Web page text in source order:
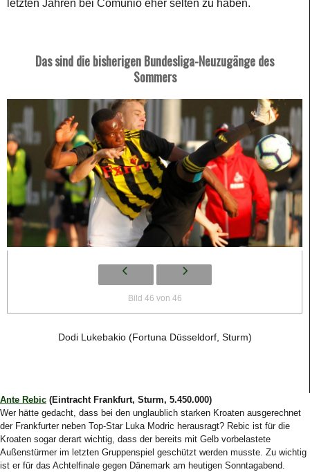
letzten Jahren bei Comunio eher selten zu haben.
Das sind die bisherigen Bundesliga-Neuzugänge des
Sommers
Bild 46 von 46
Dodi Lukebakio (Fortuna Düsseldorf, Sturm)
Ante Rebic (Eintracht Frankfurt, Sturm, 5.450.000)
Wer hätte gedacht, dass bei den unglaublich starken Kroaten ausgerechnet
der Frankfurter neben Top-Star Luka Modric herausragt? Rebic ist für die
Kroaten sogar derart wichtig, dass der bereits mit Gelb vorbelastete
Außenstürmer im letzten Gruppenspiel geschützt werden musste. Zu wichtig
ist er für das Achtelfinale gegen Dänemark am heutigen Sonntagabend.